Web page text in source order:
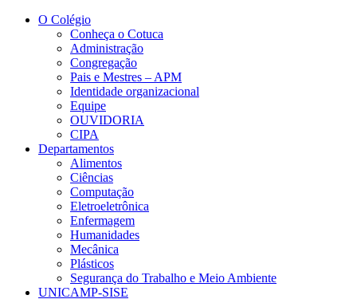
Conteúdo principal
O Colégio
Conheça o Cotuca
Administração
Congregação
Pais e Mestres – APM
Identidade organizacional
Equipe
OUVIDORIA
CIPA
Departamentos
Alimentos
Ciências
Computação
Eletroeletrônica
Enfermagem
Humanidades
Mecânica
Plásticos
Segurança do Trabalho e Meio Ambiente
UNICAMP-SISE